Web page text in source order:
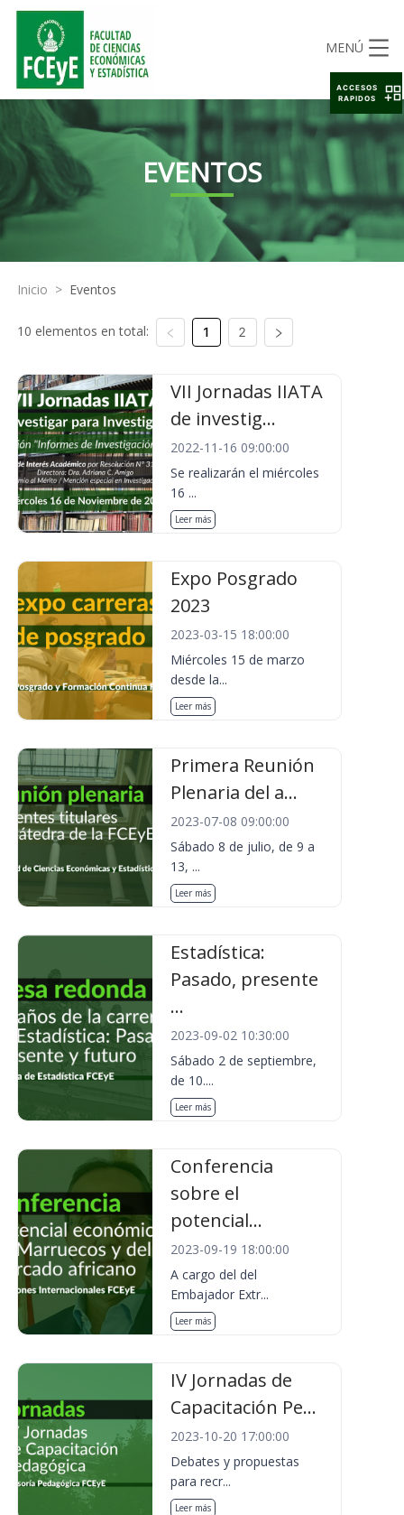
MENÚ
EVENTOS
Inicio > Eventos
10 elementos en total: 1 2
VII Jornadas IIATA
de investig...
2022-11-16 09:00:00
Se realizarán el miércoles
16 ...
Leer más
Expo Posgrado
2023
2023-03-15 18:00:00
Miércoles 15 de marzo
desde la...
Leer más
Primera Reunión
Plenaria del a...
2023-07-08 09:00:00
Sábado 8 de julio, de 9 a
13, ...
Leer más
Estadística:
Pasado, presente
...
2023-09-02 10:30:00
Sábado 2 de septiembre,
de 10....
Leer más
Conferencia
sobre el
potencial...
2023-09-19 18:00:00
A cargo del del
Embajador Extr...
Leer más
IV Jornadas de
Capacitación Pe...
2023-10-20 17:00:00
Debates y propuestas
para recr...
Leer más
ACCESOS
RAPIDOS